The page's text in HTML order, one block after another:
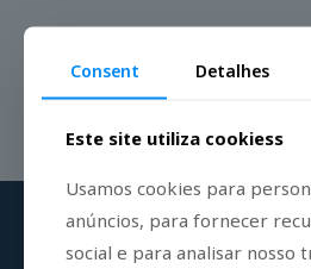
Consent Detalhes
Este site utiliza cookiess
Usamos cookies para
anúncios, para fornecer
social e para analisar nosso